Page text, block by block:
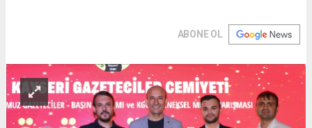
ABONE OL